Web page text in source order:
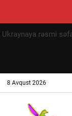
8 Avqust 2026